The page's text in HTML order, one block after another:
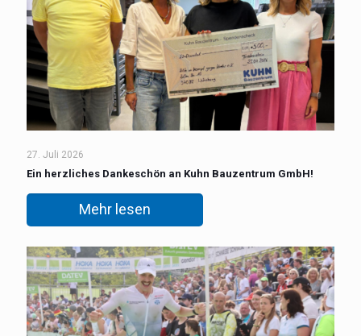
27. Juli 2026
Ein herzliches Dankeschön an Kuhn Bauzentrum GmbH!
Mehr lesen